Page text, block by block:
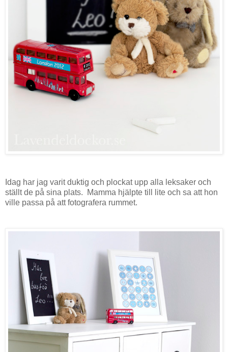
Idag har jag varit duktig och plockat upp alla leksaker och
ställt de på sina plats. Mamma hjälpte till lite och sa att hon
ville passa på att fotografera rummet.